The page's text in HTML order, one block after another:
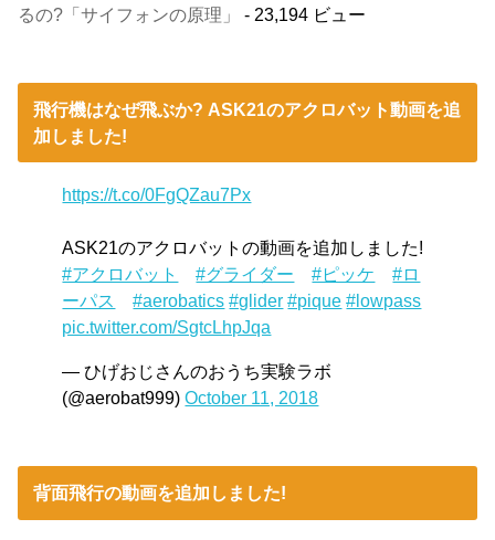
るの?「サイフォンの原理」
- 23,194 ビュー
飛行機はなぜ飛ぶか? ASK21のアクロバット動画を追
加しました!
https://t.co/0FgQZau7Px
ASK21のアクロバットの動画を追加しました!
#アクロバット
#グライダー #ピッケ
#ロ
ーパス
#aerobatics #glider #pique #lowpass
pic.twitter.com/SgtcLhpJqa
— ひげおじさんのおうち実験ラボ
(@aerobat999)October 11, 2018
背面飛行の動画を追加しました!